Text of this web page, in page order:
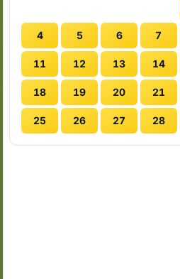
4 5 6 7
11 12 13 14
18 19 20 21
25 26 27 28